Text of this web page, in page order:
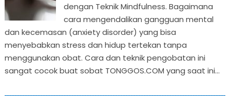
dengan Teknik Mindfulness. Bagaimana
cara mengendalikan gangguan mental
dan kecemasan (anxiety disorder) yang bisa
menyebabkan stress dan hidup tertekan tanpa
menggunakan obat. Cara dan teknik pengobatan ini
sangat cocok buat sobat TONGGOS.COM yang saat ini...